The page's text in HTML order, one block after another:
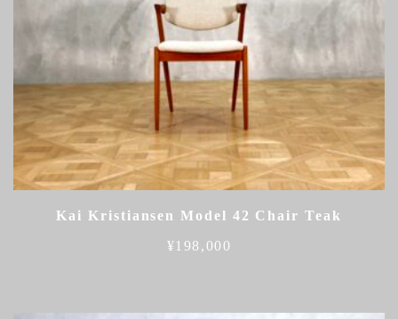
Kai Kristiansen Model 42 Chair Teak
¥198,000